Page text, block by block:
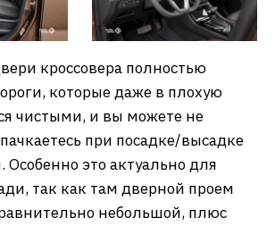
кроссовера полностью
которые даже в плохую
чистыми, и вы можете не
при посадке/высадке
Особенно это актуально для
так как там дверной проем
небольшой, плюс